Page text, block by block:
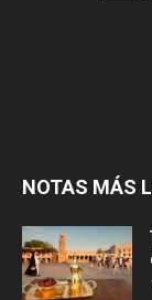
NOTAS MÁS